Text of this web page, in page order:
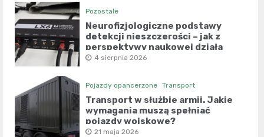
Pozostałe
Neurofizjologiczne podstawy
detekcji nieszczerości – jak z
perspektywy naukowej działa
współczesny wariograf?
4 sierpnia 2026
Pojazdy opancerzone Transport
Transport w służbie armii. Jakie
wymagania muszą spełniać
pojazdy wojskowe?
21 maja 2026